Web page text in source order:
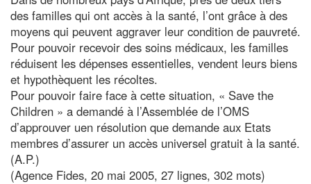
des familles qui ont accès à la santé, l’ont grâce à des
moyens qui peuvent aggraver leur condition de pauvreté.
Pour pouvoir recevoir des soins médicaux, les familles
réduisent les dépenses essentielles, vendent leurs biens
et hypothèquent les récoltes.
Pour pouvoir faire face à cette situation, « Save the
Children » a demandé à l’Assemblée de l’OMS
d’approuver uen résolution que demande aux Etats
membres d’assurer un accès universel gratuit à la santé.
(A.P.)
(Agence Fides, 20 mai 2005, 27 lignes, 302 mots)